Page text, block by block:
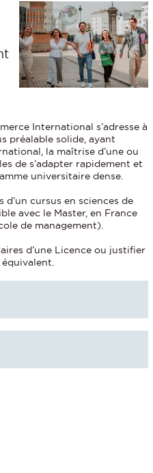
International s’adresse à
préalable solide, ayant
la maîtrise d’une ou
de s’adapter rapidement et
universitaire dense.
cursus en sciences de
avec le Master, en France
de management).
d’une Licence ou justifier